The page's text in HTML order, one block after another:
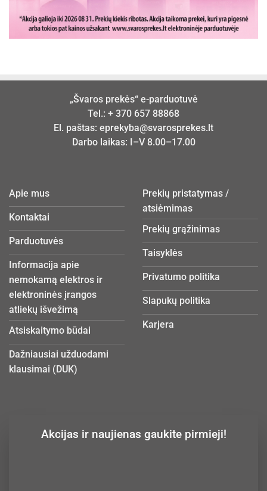
„Švaros prekės“ e-parduotuvė
Tel.: + 370 657 88868
El. paštas: eprekyba@svarosprekes.lt
Darbo laikas: I–V 8.00–17.00
Apie mus
Kontaktai
Parduotuvės
Informacija apie
nemokamą elektros ir
elektroninės įrangos
atliekų išvežimą
Atsiskaitymo būdai
Dažniausiai užduodami
klausimai (DUK)
Prekių pristatymas /
atsiėmimas
Prekių grąžinimas
Taisyklės
Privatumo politika
Slapukų politika
Karjera
Akcijas ir naujienas gaukite pirmieji!